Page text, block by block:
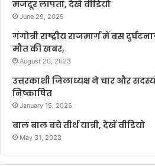
मजदूर लापता, देखे वीडियो
June 29, 2025
गंगोत्री राष्ट्रीय राजमार्ग में बस
मौत की खबर,
August 20, 2023
उत्तरकाशी जिलाध्यक्ष ने चार और
निष्काषित
January 15, 2025
बाल बाल बचे तीर्थ यात्री, देखें वीडियो
May 31, 2023